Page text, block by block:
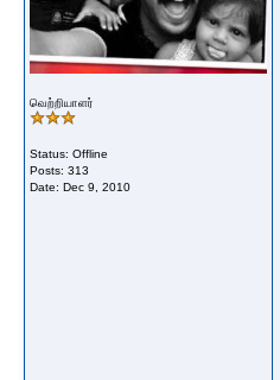
வெற்றியாளர்
Status: Offline
Posts: 313
Date: Dec 9, 2010